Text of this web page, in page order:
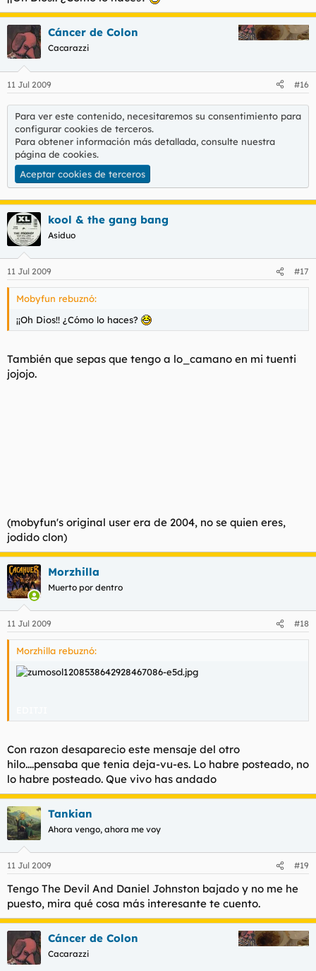
Cáncer de Colon
Cacarazzi
11 Jul 2009 #16
Para ver este contenido, necesitaremos su consentimiento para
configurar cookies de terceros.
Para obtener información más detallada, consulte nuestra
página de cookies.
Aceptar cookies de terceros
kool & the gang bang
Asiduo
11 Jul 2009 #17
Mobyfun rebuznó:
¡¡Oh Dios!! ¿Cómo lo haces?
También que sepas que tengo a lo_camano en mi tuenti
jojojo.
(mobyfun's original user era de 2004, no se quien eres,
jodido clon)
Morzhilla
Muerto por dentro
11 Jul 2009 #18
Morzhilla rebuznó:
Con razon desaparecio este mensaje del otro
hilo....pensaba que tenia deja-vu-es. Lo habre posteado, no
lo habre posteado. Que vivo has andado
Tankian
Ahora vengo, ahora me voy
11 Jul 2009 #19
Tengo The Devil And Daniel Johnston bajado y no me he
puesto, mira qué cosa más interesante te cuento.
Cáncer de Colon
Cacarazzi